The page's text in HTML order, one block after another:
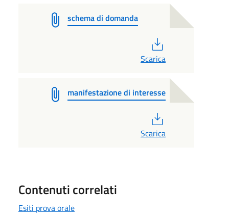
schema di domanda
Scarica
manifestazione di interesse
Scarica
Contenuti correlati
Esiti prova orale